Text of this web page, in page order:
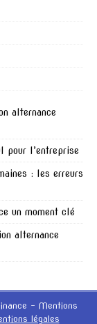
alternance
pour l’entreprise
: les erreurs
un moment clé
alternance
- Mentions
légales